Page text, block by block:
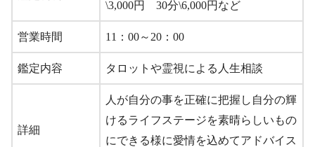
\3,000円 30分\6,000円など
営業時間 11：00～20：00
鑑定内容 タロットや霊視による人生相談
詳細
人が自分の事を正確に把握し自分の輝
けるライフステージを素晴らしいもの
にできる様に愛情を込めてアドバイス